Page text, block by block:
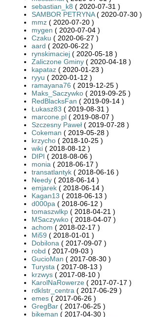
sebastian_k8 ( 2020-07-31 )
SAMBOR PETRYNA( 2020-07-30 )
mmz ( 2020-07-20 )
mygen ( 2020-07-04 )
Czaku ( 2020-06-27 )
aard ( 2020-06-22 )
rynskimaciej ( 2020-05-18 )
Zaliczone Gminy ( 2020-04-18 )
kapataz ( 2020-01-23 )
ryyu ( 2020-01-12 )
ramayana76 ( 2019-12-25 )
Maks_Saczywko ( 2019-09-25 )
RedBlacksFan ( 2019-09-14 )
Łukasz83 ( 2019-08-31 )
marcone.pl ( 2019-08-07 )
Szczesny Paweł ( 2019-07-28 )
Cokeman ( 2019-05-28 )
krzycho ( 2018-10-25 )
wiki ( 2018-08-12 )
DIPI ( 2018-08-06 )
monia ( 2018-06-17 )
transatlantyk ( 2018-06-16 )
Needy ( 2018-06-14 )
emjarek ( 2018-06-14 )
Kagan13 ( 2018-06-13 )
d000pa ( 2018-06-12 )
tomaszwlkp ( 2018-04-21 )
MSaczywko ( 2018-04-07 )
achom ( 2018-02-17 )
Mi59 ( 2018-01-01 )
Dobilona ( 2017-09-07 )
robd ( 2017-09-03 )
GucioMan ( 2017-08-30 )
Turysta ( 2017-08-13 )
krzwys ( 2017-08-10 )
KarolNaRowerze ( 2017-07-17 )
rdklstr_centra ( 2017-06-29 )
emes ( 2017-06-26 )
GregBar ( 2017-06-25 )
bikeman ( 2017-04-30 )